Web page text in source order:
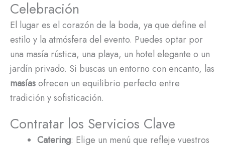
Celebración
El lugar es el corazón de la boda, ya que define el
estilo y la atmósfera del evento. Puedes optar por
una masía rústica, una playa, un hotel elegante o un
jardín privado. Si buscas un entorno con encanto, las
masíasofrecen un equilibrio perfecto entre
tradición y sofisticación.
Contratar los Servicios Clave
Catering: Elige un menú que refleje vuestros